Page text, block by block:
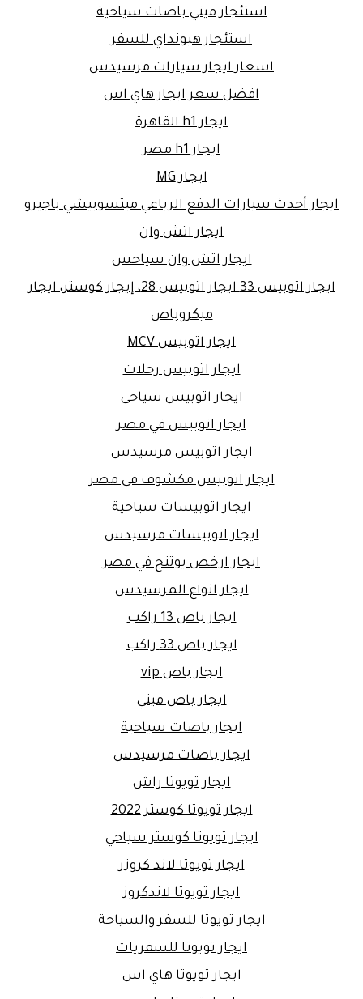
استئجار ميني باصات سياحية
استئجار هيونداي للسفر
اسعار ايجار سيارات مرسيدس
افضل سعر ايجار هاي اس
ايجار h1 القاهرة
ايجار h1 مصر
ايجار MG
ايجار أحدث سيارات الدفع الرباعي ميتسوبيشي باجيرو
ايجار اتش وان
ايجار اتش وان سياحس
ايجار اتوبيس 33 ايجار اتوبيس 28، إيجار كوستر، ايجار
ميكروباص
ايجار اتوبيس MCV
ايجار اتوبيس رحلات
ايجار اتوبيس سياحى
ايجار اتوبيس في مصر
ايجار اتوبيس مرسيدس
ايجار اتوبيس مكشوف فى مصر
ايجار اتوبيسات سياحية
ايجار اتوبيسات مرسيدس
ايجار ارخص يوتنج في مصر
ايجار انواع المرسيدس
ايجار باص 13 راكب
ايجار باص 33 راكب
ايجار باص vip
ايجار باص ميني
ايجار باصات سياحية
ايجار باصات مرسيدس
ايجار تويوتا راش
ايجار تويوتا كوستر 2022
ايجار تويوتا كوستر سياحي
ايجار تويوتا لاند كروزر
ايجار تويوتا لاندكروز
ايجار تويوتا للسفر والسياحة
ايجار تويوتا للسفريات
ايجار تويوتا هاي اس